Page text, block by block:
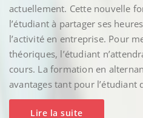
actuellement. Cette nouvelle
l’étudiant à partager ses
l’activité en entreprise. Pour
théoriques, l’étudiant
cours. La formation en
avantages tant pour l’étudiant
Lire la suite